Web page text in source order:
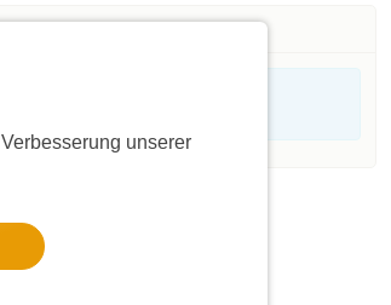
unserer